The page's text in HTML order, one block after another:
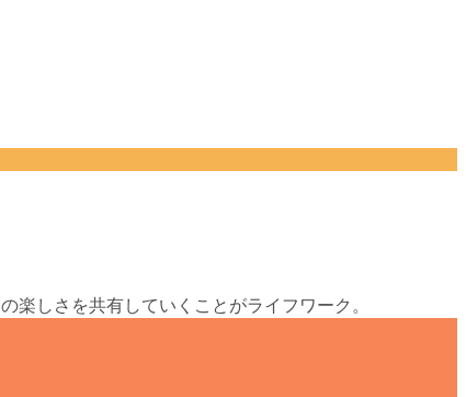
楽しさを共有していくことがライフワーク。